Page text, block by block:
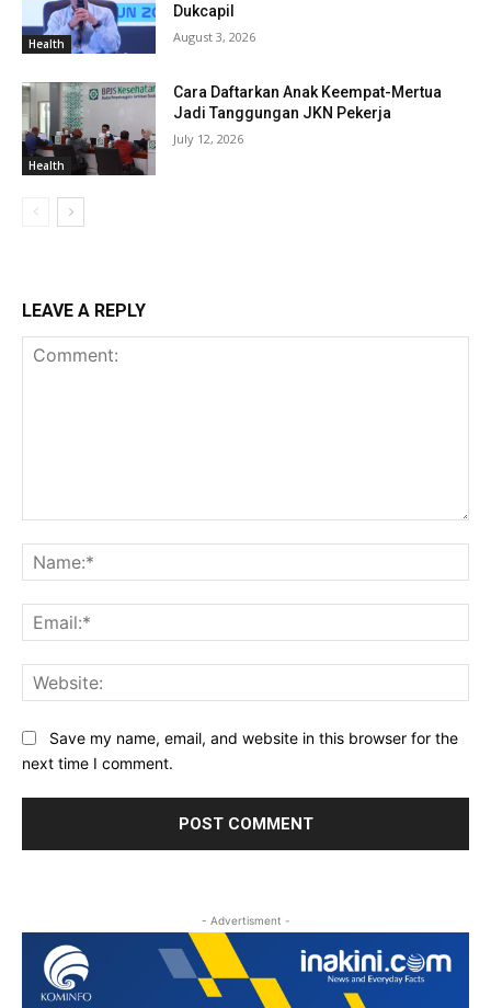
Health
Dukcapil
August 3, 2026
Health
Cara Daftarkan Anak Keempat-Mertua
Jadi Tanggungan JKN Pekerja
July 12, 2026
LEAVE A REPLY
Save my name, email, and website in this browser for the
next time I comment.
- Advertisment -